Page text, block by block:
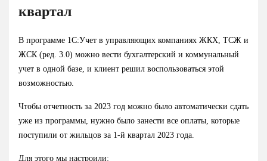
квартал
В программе 1С:Учет в управляющих компаниях ЖКХ, ТСЖ и
ЖСК (ред. 3.0) можно вести бухгалтерский и коммунальный
учет в одной базе, и клиент решил воспользоваться этой
возможностью.
Чтобы отчетность за 2023 год можно было автоматически сдать
уже из программы, нужно было занести все оплаты, которые
поступили от жильцов за 1-й квартал 2023 года.
Для этого мы настроили: